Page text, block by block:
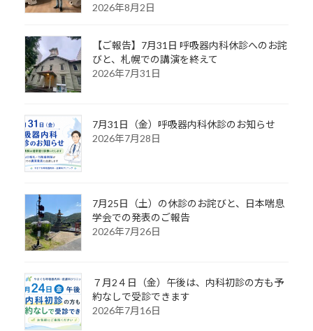
2026年8月2日
【ご報告】7月31日 呼吸器内科休診へのお詫
びと、札幌での講演を終えて
2026年7月31日
7月31日（金）呼吸器内科休診のお知らせ
2026年7月28日
7月25日（土）の休診のお詫びと、日本喘息
学会での発表のご報告
2026年7月26日
７月2４日（金）午後は、内科初診の方も予
約なしで受診できます
2026年7月16日